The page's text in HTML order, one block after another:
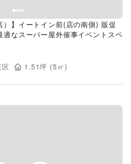
）】イートイン前(店の南側) 販促
なスーパー屋外催事イベントスペ
1.51坪 (5 ㎡)